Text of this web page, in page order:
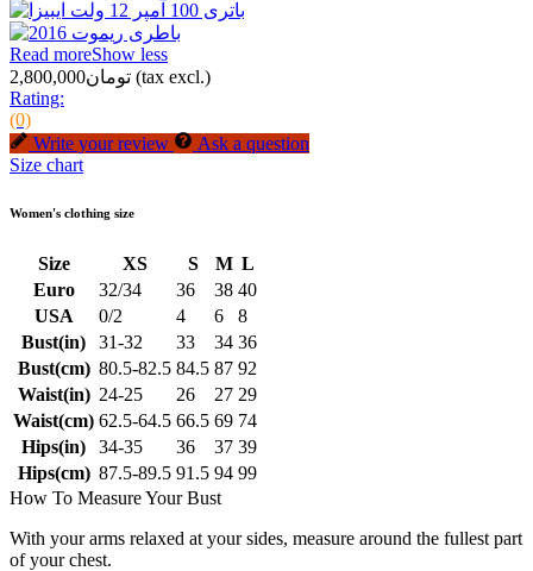
Read moreShow less
تومان2,800,000 (tax excl.)
Rating:
(0)
Write your review
Ask a question
Size chart
Women's clothing size
Size XS S M L
Euro
32/34 36 38 40
USA
0/2 4 6
8
Bust(in)
31-32 33 34 36
Bust(cm) 80.5-82.5 84.5 87 92
Waist(in) 24-25 26 27 29
Waist(cm) 62.5-64.5 66.5 69 74
Hips(in)
34-35 36 37 39
Hips(cm) 87.5-89.5 91.5 94 99
How To Measure Your Bust
With your arms relaxed at your sides, measure around the fullest part
of your chest.